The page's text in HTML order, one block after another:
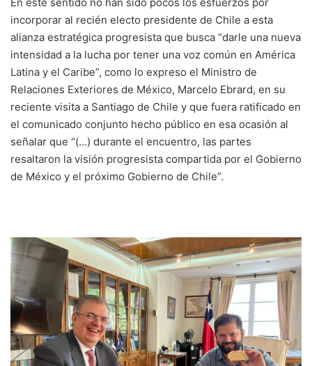
En este sentido no han sido pocos los esfuerzos por
incorporar al recién electo presidente de Chile a esta
alianza estratégica progresista que busca “darle una nueva
intensidad a la lucha por tener una voz común en América
Latina y el Caribe”, como lo expreso el Ministro de
Relaciones Exteriores de México, Marcelo Ebrard, en su
reciente visita a Santiago de Chile y que fuera ratificado en
el comunicado conjunto hecho público en esa ocasión al
señalar que “(…) durante el encuentro, las partes
resaltaron la visión progresista compartida por el Gobierno
de México y el próximo Gobierno de Chile”.